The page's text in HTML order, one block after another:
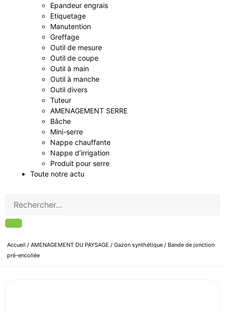
Epandeur engrais
Etiquetage
Manutention
Greffage
Outil de mesure
Outil de coupe
Outil à main
Outil à manche
Outil divers
Tuteur
AMENAGEMENT SERRE
Bâche
Mini-serre
Nappe chauffante
Nappe d’irrigation
Produit pour serre
Toute notre actu
Accueil / AMENAGEMENT DU PAYSAGE / Gazon synthétique / Bande de jonction
pré-encollée